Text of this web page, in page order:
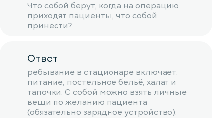
Что собой берут, когда на операцию
приходят пациенты, что собой
принести?
Ответ
ребывание в стационаре включает:
питание, постельное бельё, халат и
тапочки. С собой можно взять личные
вещи по желанию пациента
(обязательно зарядное устройство).